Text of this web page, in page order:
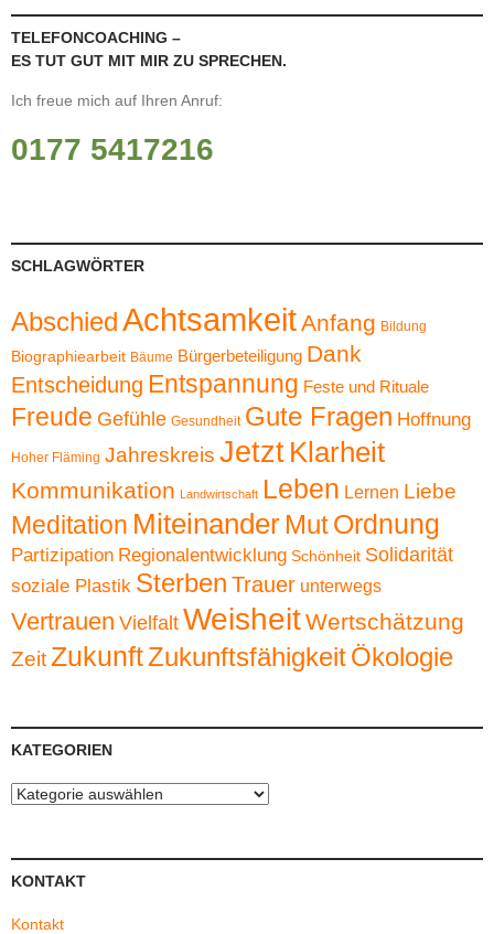
TELEFONCOACHING –
ES TUT GUT MIT MIR ZU SPRECHEN.
Ich freue mich auf Ihren Anruf:
0177 5417216
SCHLAGWÖRTER
AbschiedAchtsamkeitAnfang Bildung
Biographiearbeit Bäume Bürgerbeteiligung Dank
Entscheidung Entspannung Feste und Rituale
Freude Gefühle Gesundheit Gute Fragen Hoffnung
Hoher Fläming Jahreskreis Jetzt Klarheit
Kommunikation Landwirtschaft Leben Lernen Liebe
Meditation Miteinander MutOrdnung
Partizipation Regionalentwicklung Schönheit Solidarität
soziale Plastik Sterben Trauer unterwegs
Vertrauen Vielfalt WeisheitWertschätzung
ZeitZukunftZukunftsfähigkeitÖkologie
KATEGORIEN
Kategorien
KONTAKT
Kontakt